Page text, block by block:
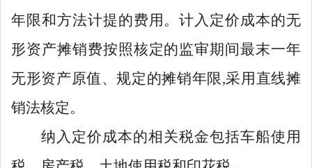
年限和方法计提的费用。计入定价成本的无
形资产摊销费按照核定的监审期间最末一年
无形资产原值、规定的摊销年限,采用直线摊
销法核定。
纳入定价成本的相关税金包括车船使用